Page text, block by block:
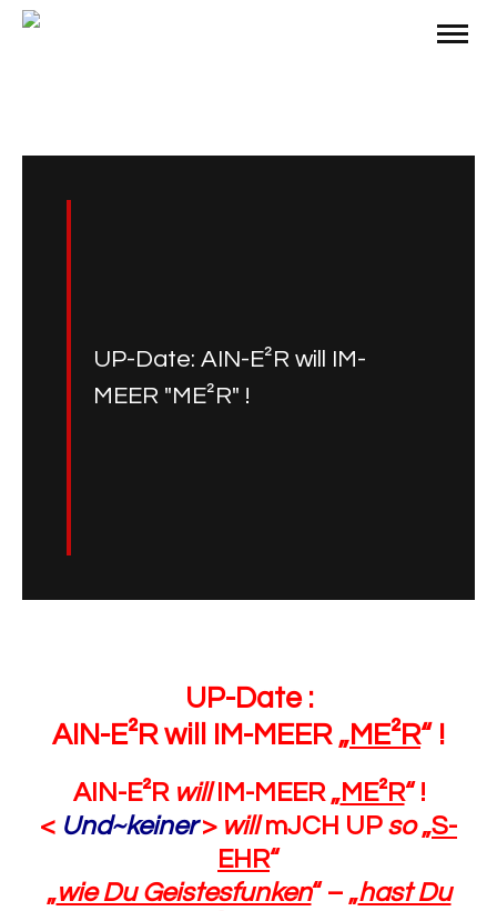
UP-Date: AIN-E²R will IM-
MEER "ME²R" !
UP-Date :
AIN-E²R will IM-MEER „ME²R“ !
AIN-E²R willIM-MEER „ME²R“ !
< Und~keiner> willmJCH UP so„S-
EHR“
„wie Du Geistesfunken“ – „hast Du